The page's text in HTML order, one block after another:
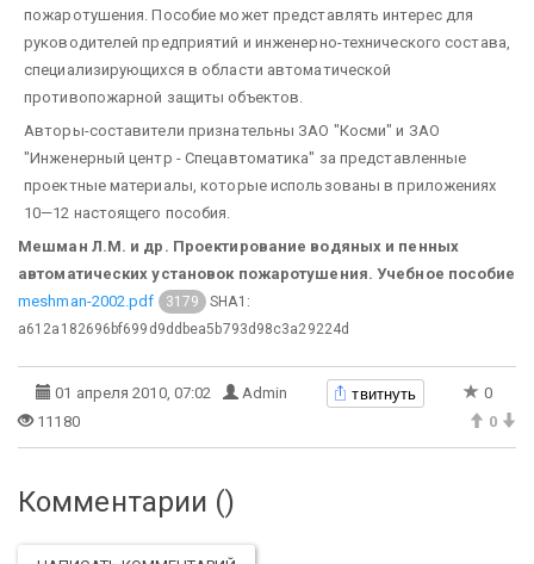
пожаротушения. Пособие может представлять интерес для
руководителей предприятий и инженерно-технического состава,
специализирующихся в области автоматической
противопожарной защиты объектов.
Авторы-составители признательны ЗАО "Косми" и ЗАО
"Инженерный центр - Спецавтоматика" за представленные
проектные материалы, которые использованы в приложениях
10—12 настоящего пособия.
Мешман Л.М. и др. Проектирование водяных и пенных
автоматических установок пожаротушения. Учебное пособие
meshman-2002.pdf
3179
SHA1:
a612a182696bf699d9ddbea5b793d98c3a29224d
01 апреля 2010, 07:02 Admin твитнуть
0
11180
0
Комментарии ()